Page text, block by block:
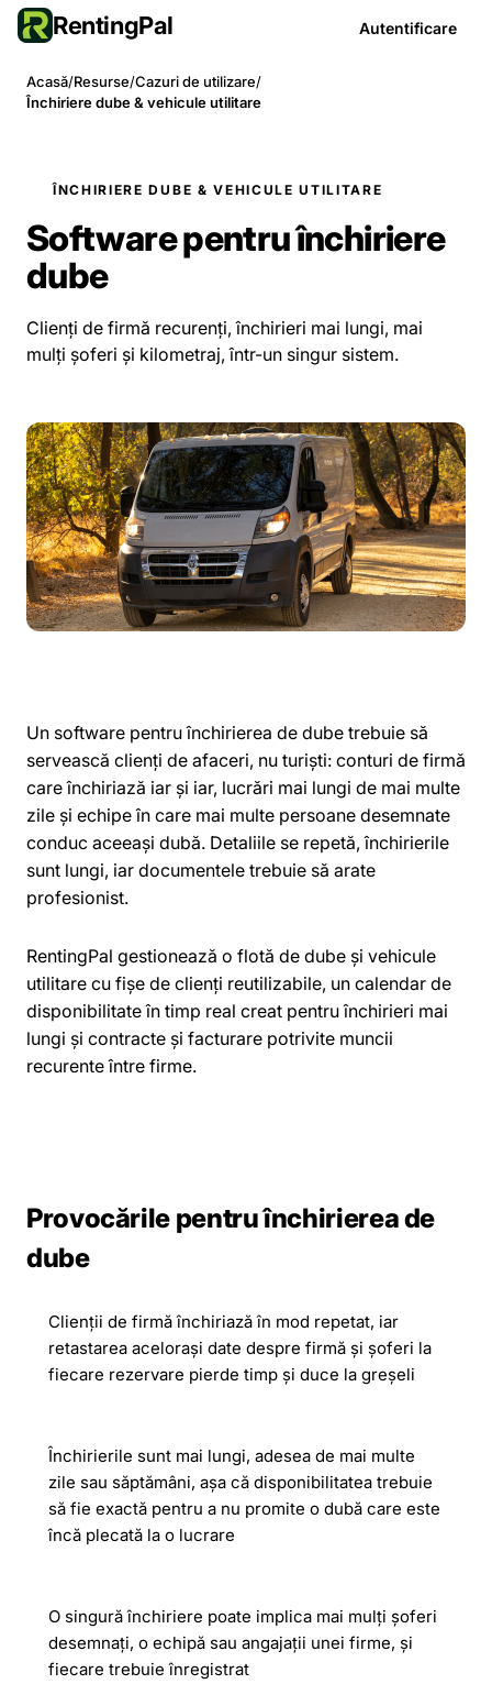
RentingPal Autentificare
Acasă/Resurse/Cazuri de utilizare/
Închiriere dube & vehicule utilitare
ÎNCHIRIERE DUBE & VEHICULE UTILITARE
Software pentru închiriere
dube
Clienți de firmă recurenți, închirieri mai lungi, mai
mulți șoferi și kilometraj, într-un singur sistem.
Un software pentru închirierea de dube trebuie să
servească clienți de afaceri, nu turiști: conturi de firmă
care închiriază iar și iar, lucrări mai lungi de mai multe
zile și echipe în care mai multe persoane desemnate
conduc aceeași dubă. Detaliile se repetă, închirierile
sunt lungi, iar documentele trebuie să arate
profesionist.
RentingPal gestionează o flotă de dube și vehicule
utilitare cu fișe de clienți reutilizabile, un calendar de
disponibilitate în timp real creat pentru închirieri mai
lungi și contracte și facturare potrivite muncii
recurente între firme.
Provocările pentru închirierea de
dube
Clienții de firmă închiriază în mod repetat, iar
retastarea acelorași date despre firmă și șoferi la
fiecare rezervare pierde timp și duce la greșeli
Închirierile sunt mai lungi, adesea de mai multe
zile sau săptămâni, așa că disponibilitatea trebuie
să fie exactă pentru a nu promite o dubă care este
încă plecată la o lucrare
O singură închiriere poate implica mai mulți șoferi
desemnați, o echipă sau angajații unei firme, și
fiecare trebuie înregistrat